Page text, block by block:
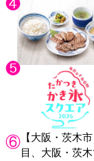
【大阪・茨木
目、大阪・茨